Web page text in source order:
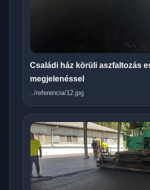
Családi ház körüli aszfaltozás
megjelenéssel
../referencia/12.jpg